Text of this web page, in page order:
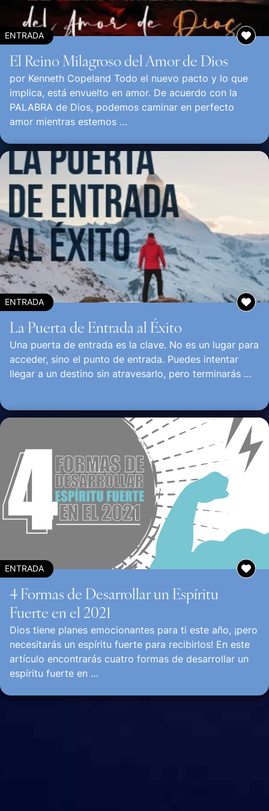
ENTRADA
El Reino Milagroso del Amor de Dios
por Kenneth Copeland Todo el nuevo pacto y lo que
implica, está envuelto en amor. De acuerdo con la
PALABRA de Dios, podemos caminar en perfecto
amor mientras estemos …
ENTRADA
La Puerta de Entrada al Éxito
Una puerta de entrada es la clave. No es un lugar para
acceder, sino el punto de entrada. Puedes intentar
llegar a un destino sin atravesarlo, pero terminarás …
ENTRADA
4 Formas de Desarrollar un Espíritu
Fuerte en el 2021
Dios tiene planes emocionantes para ti este año, ¡pero
necesitarás un espíritu fuerte para recibirlos! En este
artículo encontrarás cuatro formas de desarrollar un
espíritu fuerte en …